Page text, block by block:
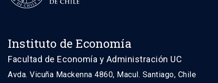
Instituto de Economía
Facultad de Economía y Administración UC
Avda. Vicuña Mackenna 4860, Macul. Santiago, Chile